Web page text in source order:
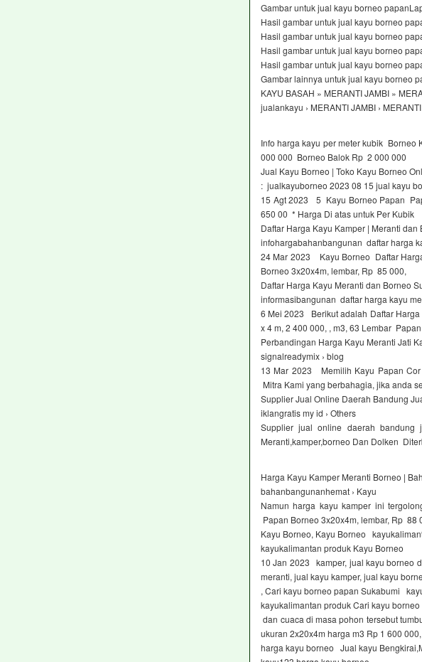
Gambar untuk jual kayu borneo
Hasil gambar untuk jual kayu borneo
Hasil gambar untuk jual kayu borneo
Hasil gambar untuk jual kayu borneo
Hasil gambar untuk jual kayu borneo
Gambar lainnya untuk jual kayu borneo
KAYU BASAH » MERANTI JAMBI »
jualankayu › MERANTI JAMBI ›
Info harga kayu per meter kubik
000 000 Borneo Balok Rp 2 000 000
Jual Kayu Borneo | Toko Kayu Borneo
: jualkayuborneo 2023 08 15 jual kayu
15 Agt 2023 5 Kayu Borneo Papan
650 00 * Harga Di atas untuk Per Kubik
Daftar Harga Kayu Kamper | Meranti
infohargabahanbangunan daftar harga
24 Mar 2023 Kayu Borneo Daftar
Borneo 3x20x4m, lembar, Rp 85 000,
Daftar Harga Kayu Meranti dan Borneo
informasibangunan daftar harga kayu
6 Mei 2023 Berikut adalah Daftar
x 4 m, 2 400 000, , m3, 63 Lembar Papan
Perbandingan Harga Kayu Meranti Jati
signalreadymix › blog
13 Mar 2023 Memilih Kayu Papan
Mitra Kami yang berbahagia, jika anda
Supplier Jual Online Daerah Bandung
iklangratis my id › Others
Supplier jual online daerah
Meranti,kamper,borneo Dan Dolken
Harga Kayu Kamper Meranti Borneo |
bahanbangunanhemat › Kayu
Namun harga kayu kamper ini
Papan Borneo 3x20x4m, lembar, Rp 88
Kayu Borneo, Kayu Borneo
kayukalimantan produk Kayu Borneo
10 Jan 2023 kamper, jual kayu borneo
meranti, jual kayu kamper, jual kayu
, Cari kayu borneo papan Sukabumi
kayukalimantan produk Cari kayu
dan cuaca di masa pohon tersebut
ukuran 2x20x4m harga m3 Rp 1 600 000,
harga kayu borneo Jual kayu